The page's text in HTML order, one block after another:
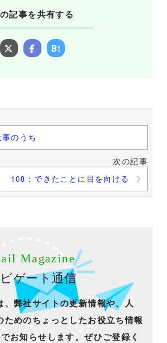
記事を共有する
B!
のうち
次の記事
108：できたことに目を向ける
Magazine
ゲート通信
、弊社サイトの更新情報や、人
ためのちょっとしたお役立ち情報
お知らせします。ぜひご登録く